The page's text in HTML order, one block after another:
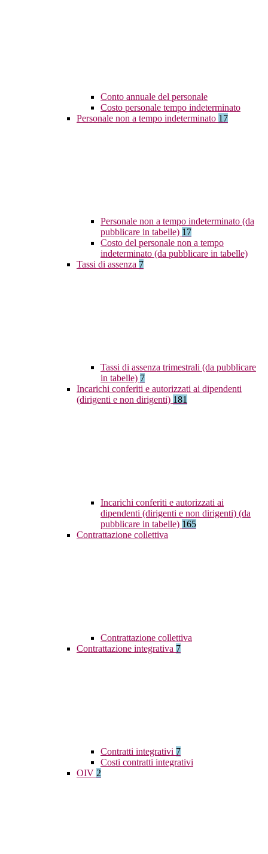
Conto annuale del personale
Costo personale tempo indeterminato
Personale non a tempo indeterminato 17
Personale non a tempo indeterminato (da
pubblicare in tabelle) 17
Costo del personale non a tempo
indeterminato (da pubblicare in tabelle)
Tassi di assenza 7
Tassi di assenza trimestrali (da pubblicare
in tabelle) 7
Incarichi conferiti e autorizzati ai dipendenti
(dirigenti e non dirigenti) 181
Incarichi conferiti e autorizzati ai
dipendenti (dirigenti e non dirigenti) (da
pubblicare in tabelle) 165
Contrattazione collettiva
Contrattazione collettiva
Contrattazione integrativa 7
Contratti integrativi 7
Costi contratti integrativi
OIV 2